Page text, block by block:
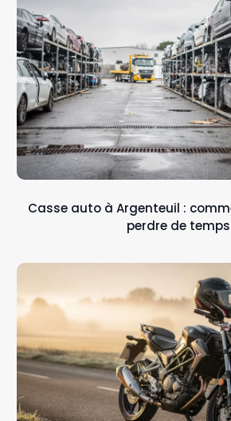
Casse auto à Argenteuil :
perdre de temps